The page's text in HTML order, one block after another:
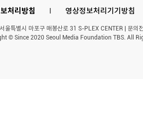
처리방침 l 영상정보처리기기방침
울특별시 마포구 매봉산로 31 S-PLEX CENTER | 문
© Since 2020 Seoul Media Foundation TBS. All